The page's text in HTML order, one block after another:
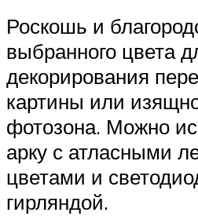
Роскошь и
выбранного цвета
декорирования
картины или
фотозона. Можно
арку с атласными
цветами и
гирляндой.